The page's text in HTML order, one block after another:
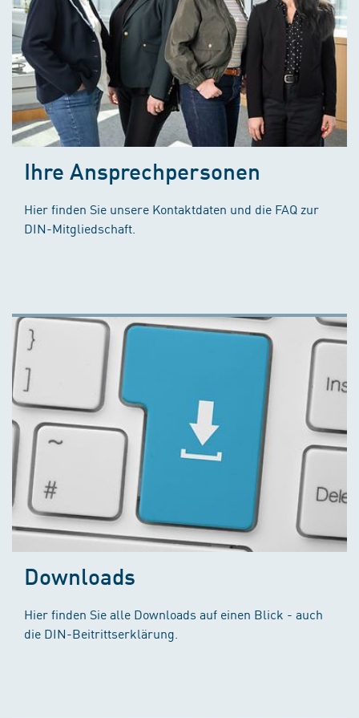
Ihre Ansprechpersonen
Hier finden Sie unsere Kontaktdaten und die FAQ zur
DIN-Mitgliedschaft.
Downloads
Hier finden Sie alle Downloads auf einen Blick - auch
die DIN-Beitrittserklärung.